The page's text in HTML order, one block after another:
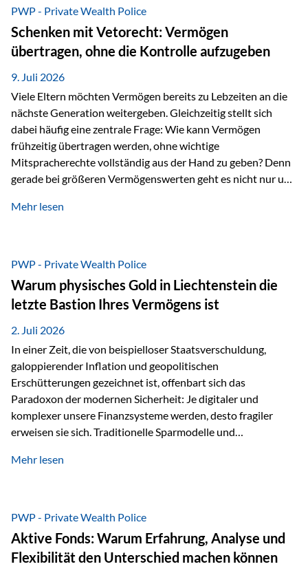
Vermögen verfügen können. Genau für diese
Ausgangssituation bietet die Private Wealth Police der
Vienna-Life eine durchdachte Gestaltungsmöglichkeit. Die
Ausgangssituation Stellen Sie sich folgendes Beispiel vor:
Ein…
PWP - Private Wealth Police
Schenken mit Vetorecht: Vermögen
übertragen, ohne die Kontrolle aufzugeben
9. Juli 2026
Viele Eltern möchten Vermögen bereits zu Lebzeiten an die
nächste Generation weitergeben. Gleichzeitig stellt sich
dabei häufig eine zentrale Frage: Wie kann Vermögen
frühzeitig übertragen werden, ohne wichtige
Mitspracherechte vollständig aus der Hand zu geben? Denn
gerade bei größeren Vermögenswerten geht es nicht nur um
sicherzustellen, dass das Vermögen langfristig erhalten
folgende Situation vor: Ein Vater schenkt seiner Tochter
einen Teil seines Vermögens. Einige Jahre später möchte die
Tochter das Geld kurzfristig verwenden, um…
Mehr lesen
PWP - Private Wealth Police
Warum physisches Gold in Liechtenstein die
letzte Bastion Ihres Vermögens ist
2. Juli 2026
In einer Zeit, die von beispielloser Staatsverschuldung,
galoppierender Inflation und geopolitischen
Erschütterungen gezeichnet ist, offenbart sich das
Paradoxon der modernen Sicherheit: Je digitaler und
komplexer unsere Finanzsysteme werden, desto fragiler
erweisen sie sich. Traditionelle Sparmodelle und
unumstößlich galten, versagen angesichts der expansiven
Nostalgie dar, sondern ist die modernste und strategisch
klügste Antwort auf globale Instabilität. Physische Werte
und der richtige Rechtsstandort sind heute keine bloße
Option mehr, sondern eine strategische Notwendigkeit. 1.
Mehr lesen
PWP - Private Wealth Police
Aktive Fonds: Warum Erfahrung, Analyse und
Flexibilität den Unterschied machen können